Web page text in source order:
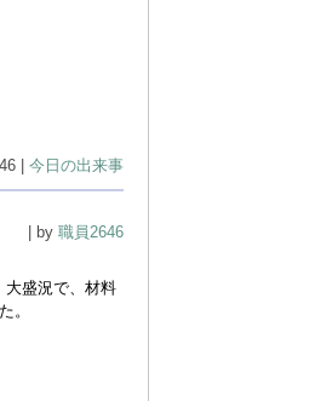
| 今日の出来事
| by 職員2646
盛況で、材料
。